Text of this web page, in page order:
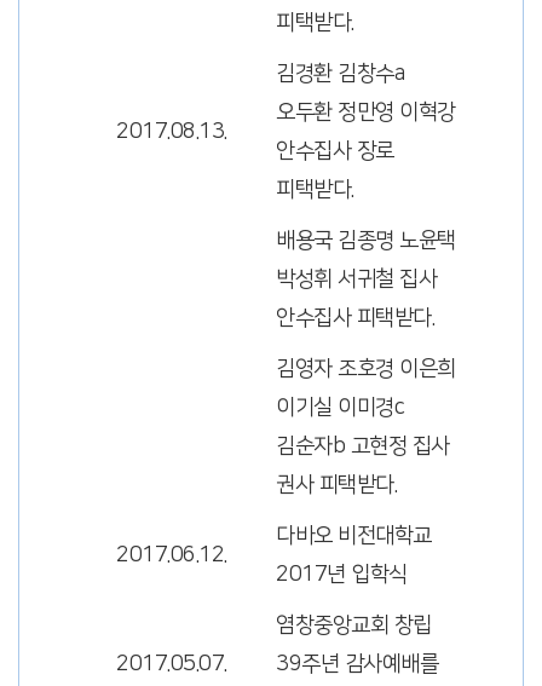
피택받다.
2017.08.13.
김경환 김창수a
오두환 정만영 이혁강
안수집사 장로
피택받다.
배용국 김종명 노윤택
박성휘 서귀철 집사
안수집사 피택받다.
김영자 조호경 이은희
이기실 이미경c
김순자b 고현정 집사
권사 피택받다.
2017.06.12.
다바오 비전대학교
2017년 입학식
2017.05.07.
염창중앙교회 창립
39주년 감사예배를